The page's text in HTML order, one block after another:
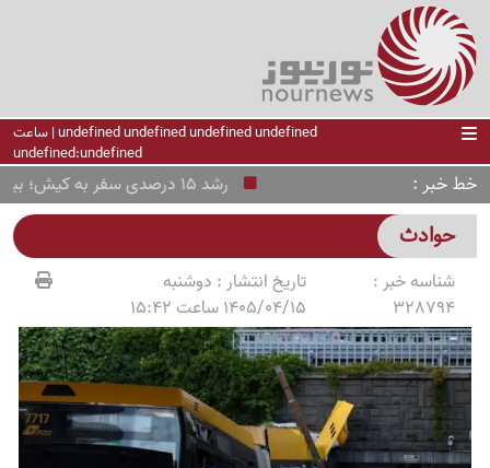
undefined undefined undefined undefined | ساعت
undefined:undefined
خط خبر رشد 15 درصدی سفر به کیش؛ بیش از 11 هزار مسافر جابه‌جا شدند
حوادث
شناسه خبر :
328794
تاریخ انتشار : دوشنبه
1405/04/15 ساعت 15:42